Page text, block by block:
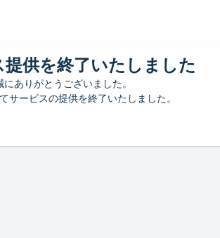
提供を終了いたしました
ありがとうございました。
サービスの提供を終了いたしました。